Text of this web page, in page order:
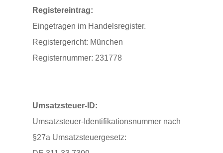
Registereintrag:
Eingetragen im Handelsregister.
Registergericht: München
Registernummer: 231778
Umsatzsteuer-ID:
Umsatzsteuer-Identifikationsnummer nach
§27a Umsatzsteuergesetz: